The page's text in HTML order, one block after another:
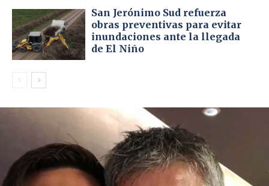
San Jerónimo Sud refuerza
obras preventivas para evitar
inundaciones ante la llegada
de El Niño